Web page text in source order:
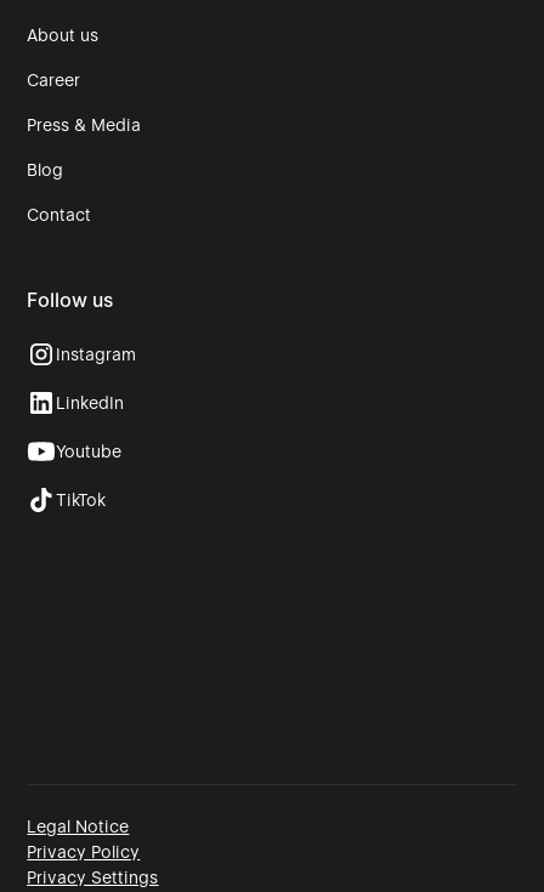
About us
Career
Press & Media
Blog
Contact
Follow us
Instagram
LinkedIn
Youtube
TikTok
Legal Notice
Privacy Policy
Privacy Settings